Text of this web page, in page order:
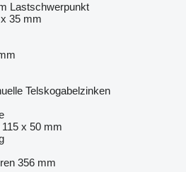
Lastschwerpunkt
35 mm
Telskogabelzinken
x 50 mm
356 mm